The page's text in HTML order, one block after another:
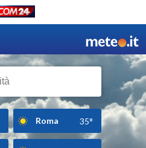
Roma 35°